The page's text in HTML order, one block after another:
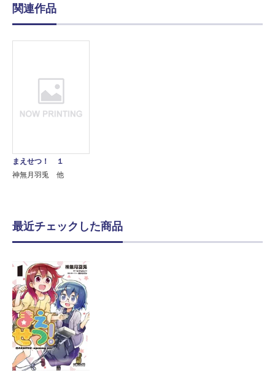
関連作品
まえせつ！ １
神無月羽兎 他
最近チェックした商品